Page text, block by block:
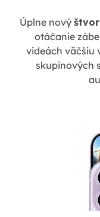
Úplne nový
otáčanie
videách väčšiu
skupinových